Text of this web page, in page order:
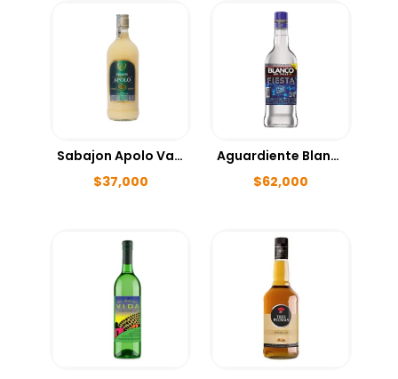
Sabajon Apolo Vainilla 750ml
$37,000
Aguardiente Blanco Fiesta 1000ml
$62,000